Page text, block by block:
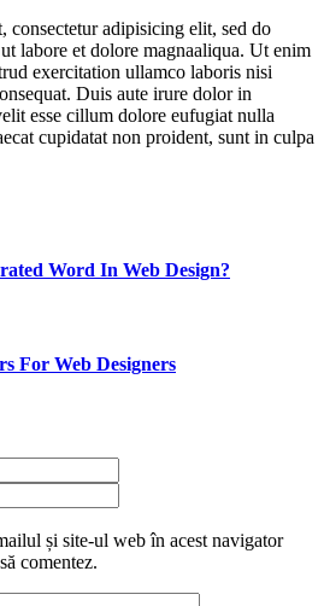
consectetur adipisicing elit, sed do
labore et dolore magnaaliqua. Ut enim
exercitation ullamco laboris nisi
Duis aute irure dolor in
esse cillum dolore eufugiat nulla
cupidatat non proident, sunt in culpa
Word In Web Design?
For Web Designers
și site-ul web în acest navigator
comentez.